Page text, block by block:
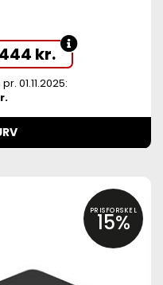
kr.
01.11.2025:
PRISFORSKEL
15%